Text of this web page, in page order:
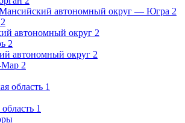
автономный округ — Югра 2
2
автономный округ 2
2
автономный округ 2
Мар 2
область 1
1